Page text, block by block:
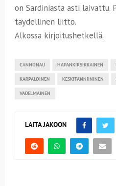
on Sardiniasta asti laivattu.
täydellinen liitto.
Alkossa kirjoitushetkellä.
CANNONAU HAPANKIRSIKKAINEN
KARPALOINEN KESKITANNIININEN
VADELMAINEN
LAITA JAKOON